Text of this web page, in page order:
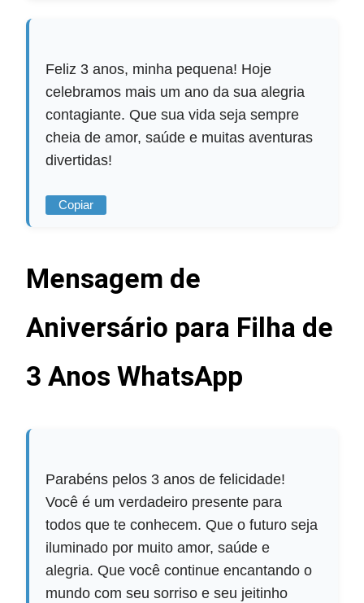
Feliz 3 anos, minha pequena! Hoje
celebramos mais um ano da sua alegria
contagiante. Que sua vida seja sempre
cheia de amor, saúde e muitas aventuras
divertidas!
Copiar
Mensagem de
Aniversário para Filha de
3 Anos WhatsApp
Parabéns pelos 3 anos de felicidade!
Você é um verdadeiro presente para
todos que te conhecem. Que o futuro seja
iluminado por muito amor, saúde e
alegria. Que você continue encantando o
mundo com seu sorriso e seu jeitinho